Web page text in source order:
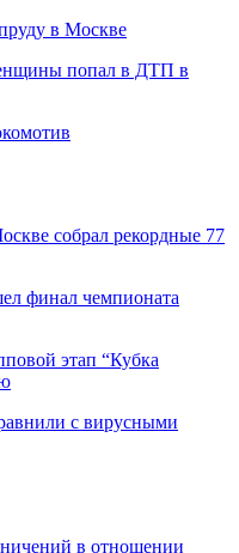
в Москве
попал в ДТП в
собрал рекордные 77
финал чемпионата
этап “Кубка
с вирусными
в отношении